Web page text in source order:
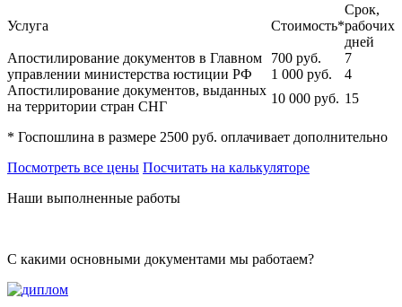
Услуга Стоимость*
Срок,
рабочих
дней
Апостилирование документов в Главном
управлении министерства юстиции РФ
700 руб.
7
1 000 руб.
4
Апостилирование документов, выданных
на территории стран СНГ
10 000 руб. 15
* Госпошлина в размере 2500 руб. оплачивает дополнительно
Посмотреть все цены Посчитать на калькуляторе
Наши выполненные работы
С какими основными документами мы работаем?